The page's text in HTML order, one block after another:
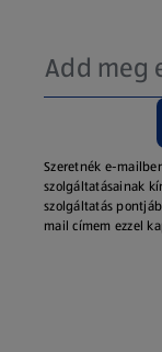
Szeretnék e-
szolgáltatásainak
szolgáltatás
mail címem ezzel